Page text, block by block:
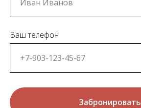
Ваш телефон
Забронировать